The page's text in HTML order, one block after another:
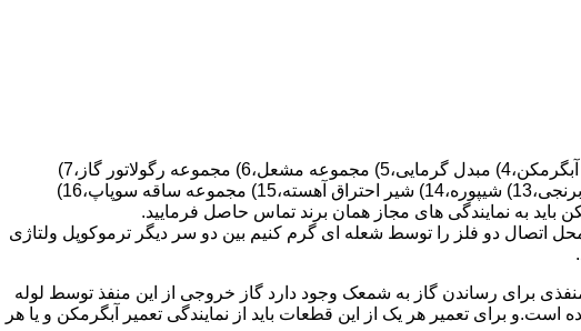
قطعات ساختمان آب گرم کن های دیواری شمعک دار عبارتند از : 1) کلاهک تعدیل،2) کلاهک تعدیل جریان دودکش،3) صفحه پشتی آبگرمکن،4) مبدل گرمایی،5) مجموعه مشعل،6) مجموعه رگولاتور گاز،7)
مجموعه رگولاتور آب،8) رویه آبگرمکن،9) صفحه پشتی آبگرمکن،10) رگولاتور آب در آبگرمکن های شمعک دار،11) بدنه،12) قاب برنجی،13) شیپوره،14) شیر احتراق آهسته،15) مجموعه ساقه سوپاپ،16)
اتصال دو فلز را توسط شعله ای گرم کنیم بین دو سر دیگر ترموکوپل ولتاژی
برای رساندن گاز به شمعک وجود دارد گاز خروجی از این منفذ توسط لوله
برای تعمیر هر یک از این قطعات باید از نمایندگی تعمیر آبگرمکن و یا هر